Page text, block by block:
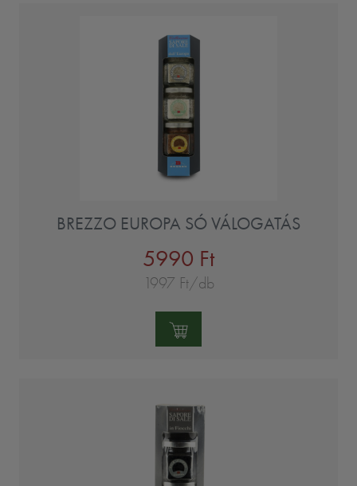
BREZZO EUROPA SÓ VÁLOGATÁS
5990 Ft
1997 Ft/db
Mennyiség: